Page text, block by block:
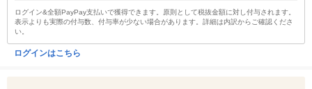
ログイン&全額PayPay支払いで獲得できます。原則として税抜金額に対し付与されます。
表示よりも実際の付与数、付与率が少ない場合があります。詳細は内訳からご確認くださ
い。
ログインはこちら